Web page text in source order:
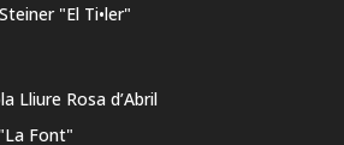
"El Ti•ler"
Lliure Rosa d’Abril
Font"